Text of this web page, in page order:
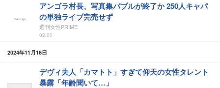
アンゴラ村長、写真集バブルが終了か 250人キャパ
の単独ライブ完売せず
週刊女性PRIME
08:00
2024年11月16日
デヴィ夫人「カマトト」すぎて仰天の女性タレント
暴露「年齢聞いて…」